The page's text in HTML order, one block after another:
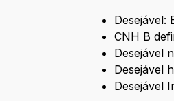
Desejável:
CNH B
Desejável
Desejável
Desejável